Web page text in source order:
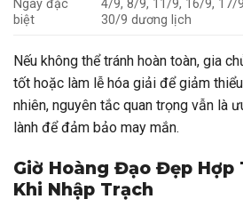
Ngày đặc
biệt
4/9, 8/9, 11/9, 16/9, 17/
30/9 dương lịch
Nếu không thể tránh hoàn toàn, gia
tốt hoặc làm lễ hóa giải để giảm
nhiên, nguyên tắc quan trọng vẫn là
lành để đảm bảo may mắn.
Giờ Hoàng Đạo Đẹp Hợp
Khi Nhập Trạch